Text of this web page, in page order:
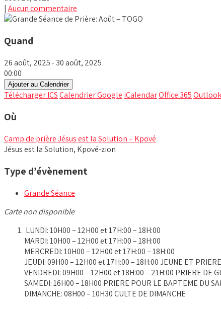
| Aucun commentaire
Quand
26 août, 2025 - 30 août, 2025
00:00
Ajouter au Calendrier
Télécharger ICSCalendrier Google iCalendarOffice 365
Où
Camp de prière Jésus est la Solution – Kpové
Jésus est la Solution, Kpové-zion
Type d’évènement
Grande Séance
Carte non disponible
LUNDI: 10H00 – 12H00 et 17H:00 – 18H:00
MARDI: 10H00 – 12H00 et 17H:00 – 18H:00
MERCREDI: 10H00 – 12H00 et 17H:00 – 18H:00
JEUDI: 09H00 – 12H00 et 17H:00 – 18H:00 JEUNE ET PRIERE
VENDREDI: 09H00 – 12H00 et 18H:00 – 21H:00 PRIERE DE
SAMEDI: 16H00 – 18H00 PRIERE POUR LE BAPTEME DU
DIMANCHE: 08H00 – 10H30 CULTE DE DIMANCHE